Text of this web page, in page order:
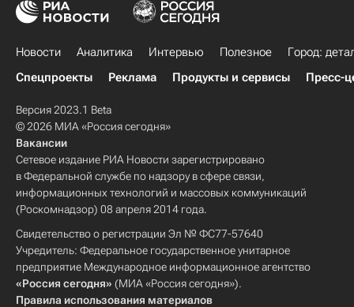
Новости Аналитика Интервью Полезное
Город:
Спецпроекты
Реклама Продукты и сервисы Пресс-
Версия 2023.1 Beta
© 2026 МИА «Россия сегодня»
Вакансии
Сетевое издание РИА Новости зарегистрировано
в Федеральной службе по надзору в сфере связи,
информационных технологий и массовых коммуникаций
(Роскомнадзор) 08 апреля 2014 года.
Свидетельство о регистрации Эл № ФС77-57640
Учредитель: Федеральное государственное унитарное
предприятие Международное информационное агентство
«Россия сегодня» (МИА «Россия сегодня»).
Правила использования материалов